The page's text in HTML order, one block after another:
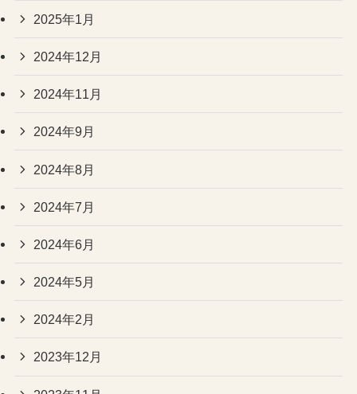
2025年1月
2024年12月
2024年11月
2024年9月
2024年8月
2024年7月
2024年6月
2024年5月
2024年2月
2023年12月